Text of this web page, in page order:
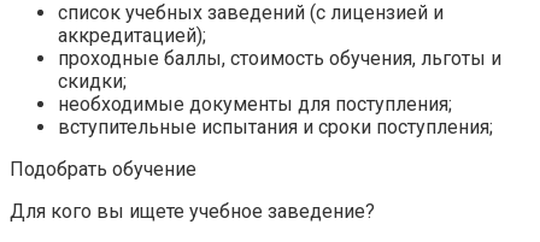
список учебных заведений (с лицензией и
аккредитацией);
проходные баллы, стоимость обучения, льготы и
скидки;
необходимые документы для поступления;
вступительные испытания и сроки поступления;
Подобрать обучение
Для кого вы ищете учебное заведение?